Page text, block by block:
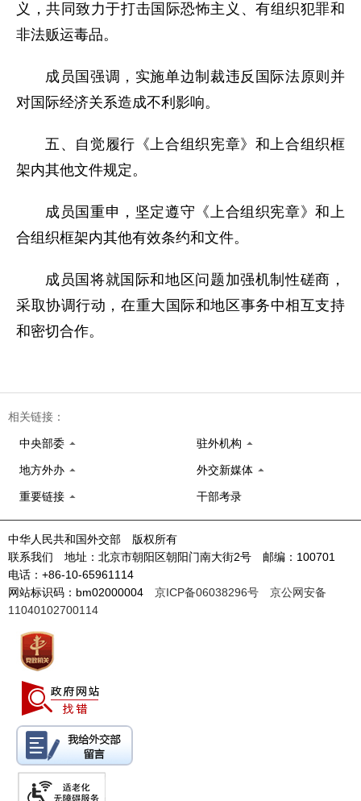
义，共同致力于打击国际恐怖主义、有组织犯罪和
非法贩运毒品。
成员国强调，实施单边制裁违反国际法原则并
对国际经济关系造成不利影响。
五、自觉履行《上合组织宪章》和上合组织框
架内其他文件规定。
成员国重申，坚定遵守《上合组织宪章》和上
合组织框架内其他有效条约和文件。
成员国将就国际和地区问题加强机制性磋商，
采取协调行动，在重大国际和地区事务中相互支持
和密切合作。
相关链接：
中央部委 驻外机构
地方外办 外交新媒体
重要链接 干部考录
中华人民共和国外交部 版权所有
联系我们 地址：北京市朝阳区朝阳门南大街2号 邮编：100701
电话：+86-10-65961114
网站标识码：bm02000004 京ICP备06038296号
京公网安备
11040102700114